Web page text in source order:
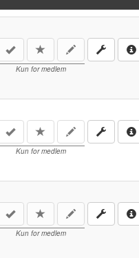
Kun for medlem
Kun for medlem
Kun for medlem